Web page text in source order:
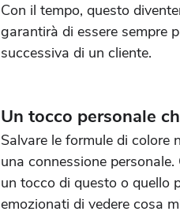
Con il tempo, questo
garantirà di essere sempre
successiva di un cliente.
Un tocco personale
Salvare le formule di colore
una connessione
un tocco di questo o quello
emozionati di vedere cosa